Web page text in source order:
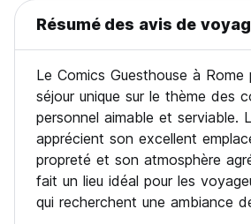
Résumé des avis de
Le Comics Guesthouse à Rome
séjour unique sur le thème des
personnel aimable et serviable.
apprécient son excellent
propreté et son atmosphère
fait un lieu idéal pour les
qui recherchent une ambiance